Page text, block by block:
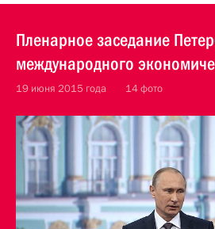
Пленарное заседание
международного
19 июня 2015 года 14 фото